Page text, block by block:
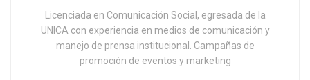
Licenciada en Comunicación Social, egresada de la
UNICA con experiencia en medios de comunicación y
manejo de prensa institucional. Campañas de
promoción de eventos y marketing